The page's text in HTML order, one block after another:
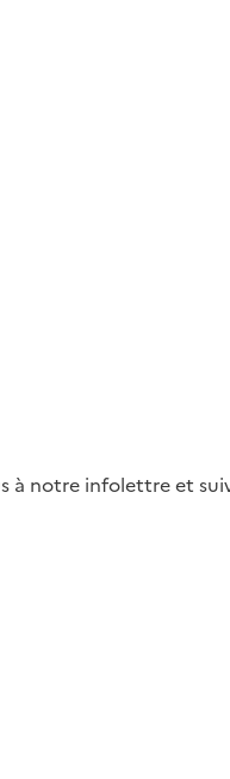
à notre infolettre et